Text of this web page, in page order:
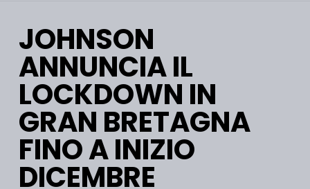
JOHNSON
ANNUNCIA IL
LOCKDOWN IN
GRAN BRETAGNA
FINO A INIZIO
DICEMBRE